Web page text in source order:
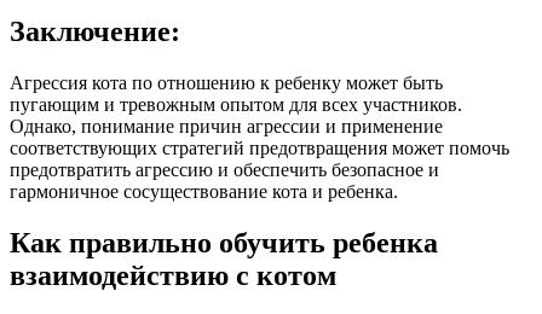
Заключение:
Агрессия кота по отношению к ребенку может быть
пугающим и тревожным опытом для всех участников.
Однако, понимание причин агрессии и применение
соответствующих стратегий предотвращения может помочь
предотвратить агрессию и обеспечить безопасное и
гармоничное сосуществование кота и ребенка.
Как правильно обучить ребенка
взаимодействию с котом